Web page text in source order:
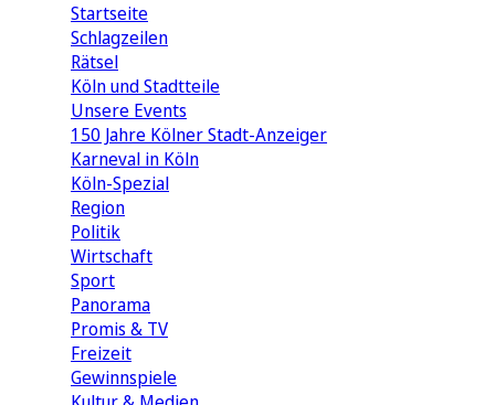
Startseite
Schlagzeilen
Rätsel
Köln und Stadtteile
Unsere Events
150 Jahre Kölner Stadt-Anzeiger
Karneval in Köln
Köln-Spezial
Region
Politik
Wirtschaft
Sport
Panorama
Promis & TV
Freizeit
Gewinnspiele